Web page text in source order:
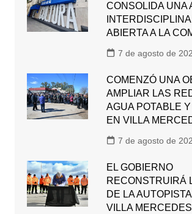
CONSOLIDA UNA
ABIERTA A LA
7 de agosto de
COMENZÓ UNA
AMPLIAR LAS
AGUA POTABLE
EN VILLA
7 de agosto de
EL GOBIERNO
RECONSTRUIRÁ
DE LA
VILLA